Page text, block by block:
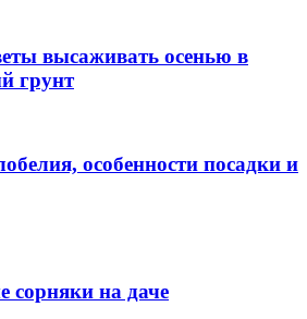
высаживать осенью в
грунт
особенности посадки и
сорняки на даче